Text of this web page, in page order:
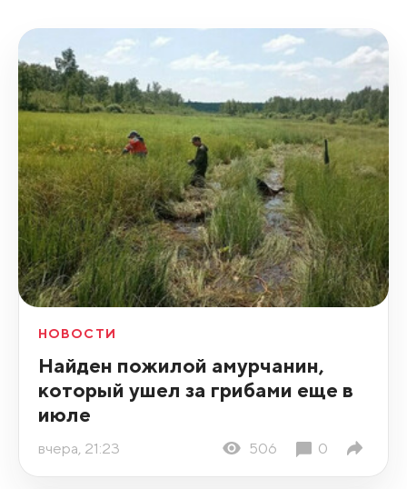
НОВОСТИ
Найден пожилой амурчанин,
который ушел за грибами еще в
июле
вчера, 21:23 506 0